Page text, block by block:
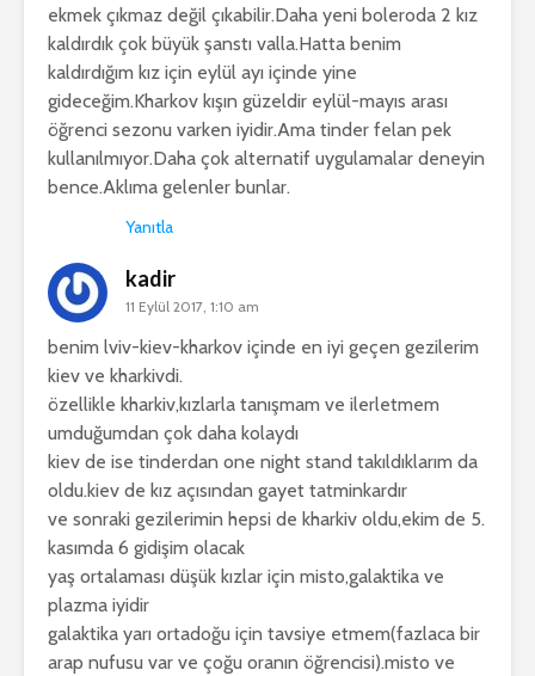
ekmek çıkmaz değil çıkabilir.Daha yeni boleroda 2 kız
kaldırdık çok büyük şanstı valla.Hatta benim
kaldırdığım kız için eylül ayı içinde yine
gideceğim.Kharkov kışın güzeldir eylül-mayıs arası
öğrenci sezonu varken iyidir.Ama tinder felan pek
kullanılmıyor.Daha çok alternatif uygulamalar deneyin
bence.Aklıma gelenler bunlar.
Yanıtla
kadir
11 Eylül 2017, 1:10 am
benim lviv-kiev-kharkov içinde en iyi geçen gezilerim
kiev ve kharkivdi.
özellikle kharkiv,kızlarla tanışmam ve ilerletmem
umduğumdan çok daha kolaydı
kiev de ise tinderdan one night stand takıldıklarım da
oldu.kiev de kız açısından gayet tatminkardır
ve sonraki gezilerimin hepsi de kharkiv oldu,ekim de 5.
kasımda 6 gidişim olacak
yaş ortalaması düşük kızlar için misto,galaktika ve
plazma iyidir
galaktika yarı ortadoğu için tavsiye etmem(fazlaca bir
arap nufusu var ve çoğu oranın öğrencisi).misto ve